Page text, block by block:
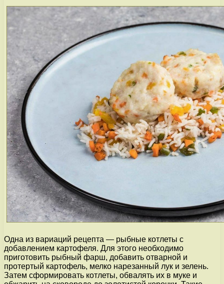
Одна из вариаций рецепта — рыбные котлеты с
добавлением картофеля. Для этого необходимо
приготовить рыбный фарш, добавить отварной и
протертый картофель, мелко нарезанный лук и зелень.
Затем сформировать котлеты, обвалять их в муке и